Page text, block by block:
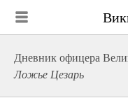
Дневник офицера
Ложье Цезарь